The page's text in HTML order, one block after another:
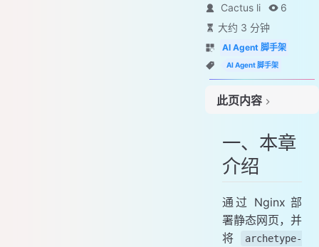
Cactus li
6
大约 3 分钟
AI Agent 脚手架
AI Agent 脚手架
此页内容
二、流程设计
三、网页部署
1. 本地部署
2. 云服务器
四、配置使用
一、本章
介绍
通过 Nginx 部
署静态网页，并
将
archetype-